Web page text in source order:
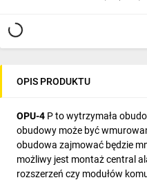
OPIS PRODUKTU
OPU-4 P to wytrzymała
obudowy może być
obudowa zajmować będzie
możliwy jest montaż central
rozszerzeń czy modułów